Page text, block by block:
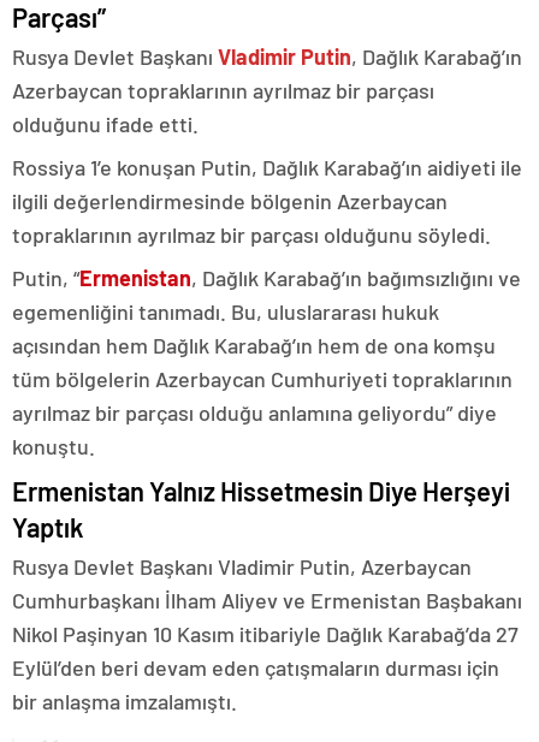
Parçası”
Rusya Devlet Başkanı Vladimir Putin, Dağlık Karabağ’ın
Azerbaycan topraklarının ayrılmaz bir parçası
olduğunu ifade etti.
Rossiya 1’e konuşan Putin, Dağlık Karabağ’ın aidiyeti ile
ilgili değerlendirmesinde bölgenin Azerbaycan
topraklarının ayrılmaz bir parçası olduğunu söyledi.
Putin, “Ermenistan, Dağlık Karabağ’ın bağımsızlığını ve
egemenliğini tanımadı. Bu, uluslararası hukuk
açısından hem Dağlık Karabağ’ın hem de ona komşu
tüm bölgelerin Azerbaycan Cumhuriyeti topraklarının
ayrılmaz bir parçası olduğu anlamına geliyordu” diye
konuştu.
Ermenistan Yalnız Hissetmesin Diye Herşeyi
Yaptık
Rusya Devlet Başkanı Vladimir Putin, Azerbaycan
Cumhurbaşkanı İlham Aliyev ve Ermenistan Başbakanı
Nikol Paşinyan 10 Kasım itibariyle Dağlık Karabağ’da 27
Eylül’den beri devam eden çatışmaların durması için
bir anlaşma imzalamıştı.